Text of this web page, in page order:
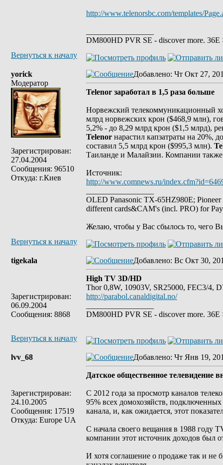
http://www.telenorsbc.com/templates/
DM800HD PVR SE - discover more.
Вернуться к началу
yorick
Модератор
Зарегистрирован:
27.04.2004
Сообщения: 96510
Откуда: г.Киев
Добавлено: Чт Окт 27,
Telenor заработал в 1,5 раза больше
Норвежский телекоммуникационный
млрд норвежских крон ($468,9 млн),
5,2% - до 8,29 млрд крон ($1,5 млрд),
Telenor нарастил капзатраты на 20%,
составил 5,5 млрд крон ($995,3 млн).
Таиланде и Малайзии. Компании
Источник:
http://www.comnews.ru/
OLED Panasonic TX-65HZ980E;
different cards&CAM's (incl. PRO) for
Желаю, чтобы у Вас сбылось то, чего
Вернуться к началу
tigekala
Зарегистрирован:
06.09.2004
Сообщения: 8868
Добавлено: Вс Окт 30,
High TV 3D/HD
Thor 0,8W, 10903V, SR25000, FEC3/4,
http://parabol.canaldigital.no/
DM800HD PVR SE - discover more.
Вернуться к началу
lvv_68
Зарегистрирован:
24.10.2005
Сообщения: 17519
Откуда: Europe UA
Добавлено: Чт Янв 19,
Датское общественное телевидение
С 2012 года за просмотр каналов
95% всех домохозяйств,
канала, и, как ожидается, этот
С начала своего вещания в 1988 году
компании этот источник доходов был
И хотя соглашение о продаже так и не